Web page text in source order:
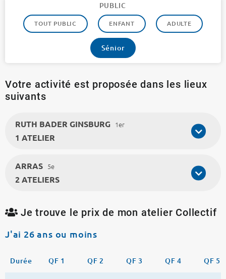
PUBLIC
TOUT PUBLIC ENFANT ADULTE
Sénior
Votre activité est proposée dans les lieux
suivants
RUTH BADER GINSBURG 1er
1 ATELIER
ARRAS 5e
2 ATELIERS
Je trouve le prix de mon atelier Collectif
J'ai 26 ans ou moins
Durée QF 1 QF 2 QF 3 QF 4 QF 5